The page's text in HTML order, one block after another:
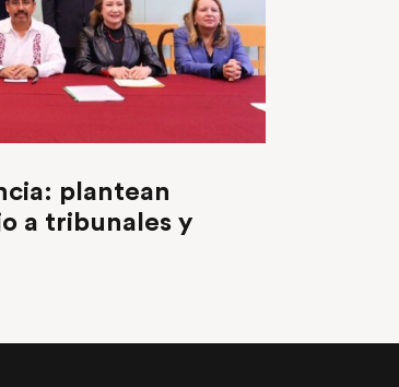
plantean
a tribunales y